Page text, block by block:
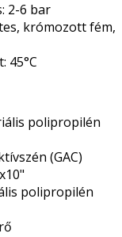
2-6 bar
krómozott fém,
45°C
polipropilén
(GAC)
polipropilén